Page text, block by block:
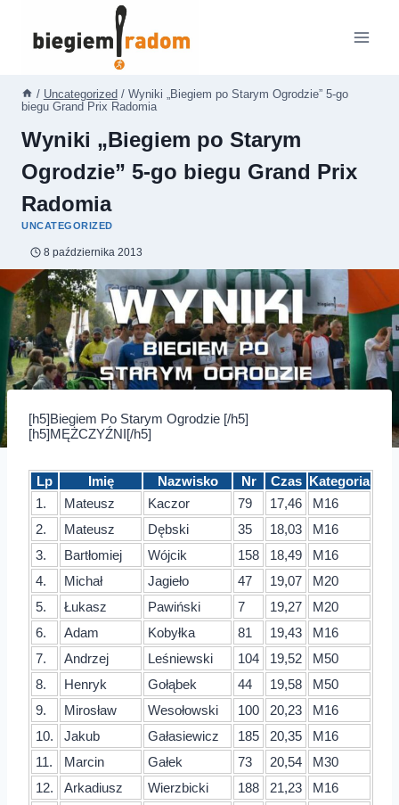
/ Uncategorized / Wyniki „Biegiem po Starym Ogrodzie” 5-go
biegu Grand Prix Radomia
Wyniki „Biegiem po Starym
Ogrodzie” 5-go biegu Grand Prix
Radomia
UNCATEGORIZED
8 października 2013
[h5]Biegiem Po Starym Ogrodzie [/h5]
[h5]MĘŻCZYŹNI[/h5]
Lp Imię Nazwisko Nr Czas Kategoria
1.
Mateusz Kaczor 79 17,46
M16
2.
Mateusz Dębski 35 18,03
M16
3.
Bartłomiej Wójcik 158 18,49
M16
4.
Michał Jagieło 47 19,07
M20
5.
Łukasz Pawiński 7 19,27
M20
6.
Adam Kobyłka 81 19,43
M16
7.
Andrzej Leśniewski 104 19,52
M50
8.
Henryk Gołąbek 44 19,58
M50
9.
Mirosław Wesołowski 100 20,23
M16
10.
Jakub Gałasiewicz 185 20,35
M16
11.
Marcin Gałek 73 20,54
M30
12.
Arkadiusz Wierzbicki 188 21,23
M16